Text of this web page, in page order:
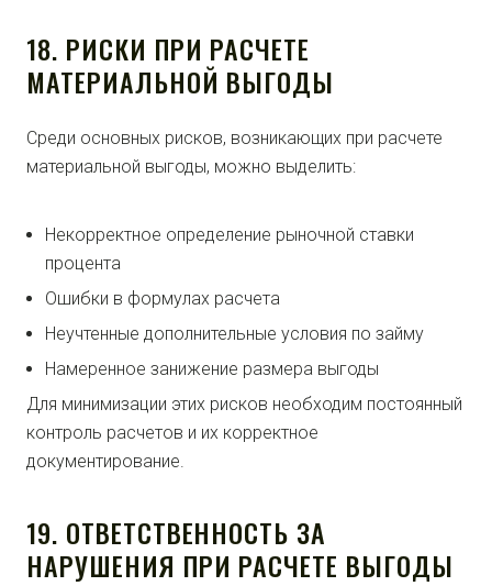
18. РИСКИ ПРИ РАСЧЕТЕ
МАТЕРИАЛЬНОЙ ВЫГОДЫ
Среди основных рисков, возникающих при расчете
материальной выгоды, можно выделить:
Некорректное определение рыночной ставки
процента
Ошибки в формулах расчета
Неучтенные дополнительные условия по займу
Намеренное занижение размера выгоды
Для минимизации этих рисков необходим постоянный
контроль расчетов и их корректное
документирование.
19. ОТВЕТСТВЕННОСТЬ ЗА
НАРУШЕНИЯ ПРИ РАСЧЕТЕ ВЫГОДЫ